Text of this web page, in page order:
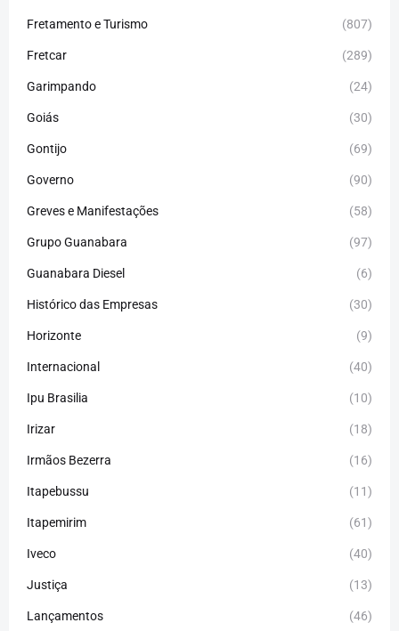
Fretamento e Turismo (807)
Fretcar (289)
Garimpando (24)
Goiás (30)
Gontijo (69)
Governo (90)
Greves e Manifestações (58)
Grupo Guanabara (97)
Guanabara Diesel (6)
Histórico das Empresas (30)
Horizonte (9)
Internacional (40)
Ipu Brasilia (10)
Irizar (18)
Irmãos Bezerra (16)
Itapebussu (11)
Itapemirim (61)
Iveco (40)
Justiça (13)
Lançamentos (46)